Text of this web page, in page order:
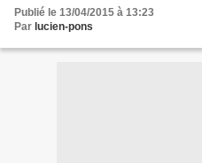
Publié le 13/04/2015 à 13:23
Par lucien-pons